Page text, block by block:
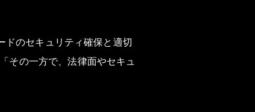
ドのセキュリティ確保と適切
その一方で、法律面やセキュ